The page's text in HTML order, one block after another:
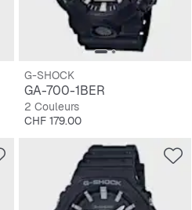
G-SHOCK
GA-700-1BER
2 Couleurs
Prix
CHF 179.00